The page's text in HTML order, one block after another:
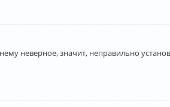
неверное, значит, неправильно